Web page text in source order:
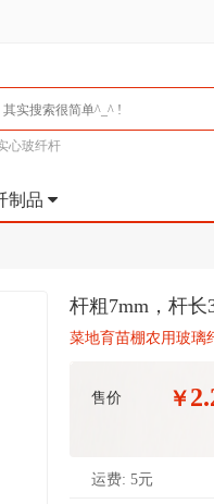
心玻纤杆
制品
杆粗7mm，杆长
菜地育苗棚农用玻璃
售价 ￥
运费: 5元